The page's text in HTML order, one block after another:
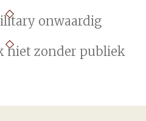
onwaardig
niet zonder publiek